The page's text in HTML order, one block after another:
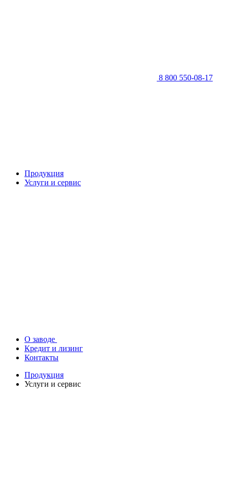
8 800 550-08-17
Продукция
Услуги и сервис
О заводе
Кредит и лизинг
Контакты
Продукция
Услуги и сервис